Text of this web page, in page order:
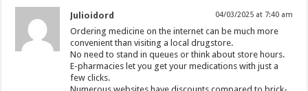
Julioidord 04/03/2025 at 7:40 am
Ordering medicine on the internet can be much more
convenient than visiting a local drugstore.
No need to stand in queues or think about store hours.
E-pharmacies let you get your medications with just a
few clicks.